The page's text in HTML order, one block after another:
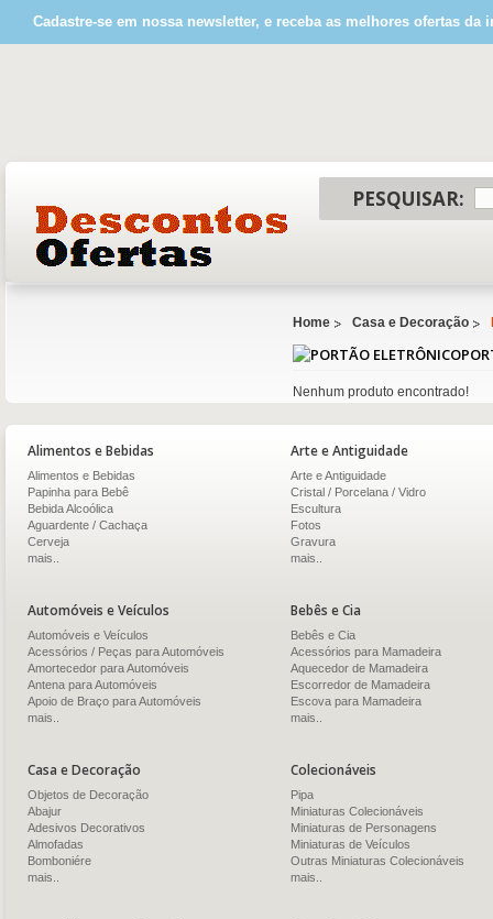
Cadastre-se em nossa newsletter, e receba as melhores ofertas da
PESQUISAR:
Home Casa e Decoração
Nenhum produto encontrado!
Alimentos e Bebidas
Alimentos e Bebidas
Papinha para Bebê
Bebida Alcoólica
Aguardente / Cachaça
Cerveja
mais..
Arte e Antiguidade
Arte e Antiguidade
Cristal / Porcelana / Vidro
Escultura
Fotos
Gravura
mais..
Automóveis e Veículos
Automóveis e Veículos
Acessórios / Peças para Automóveis
Amortecedor para Automóveis
Antena para Automóveis
Apoio de Braço para Automóveis
mais..
Bebês e Cia
Bebês e Cia
Acessórios para Mamadeira
Aquecedor de Mamadeira
Escorredor de Mamadeira
Escova para Mamadeira
mais..
Casa e Decoração
Objetos de Decoração
Abajur
Adesivos Decorativos
Almofadas
Bomboniére
mais..
Colecionáveis
Pipa
Miniaturas Colecionáveis
Miniaturas de Personagens
Miniaturas de Veículos
Outras Miniaturas Colecionáveis
mais..